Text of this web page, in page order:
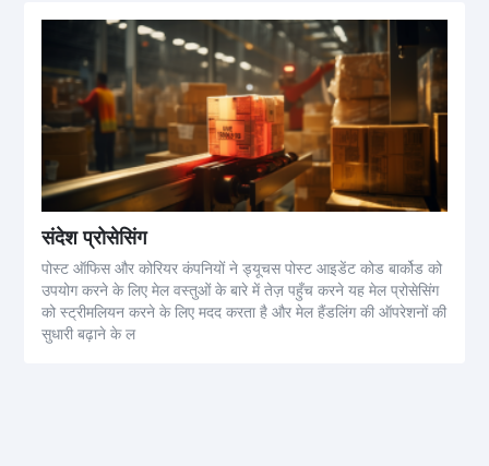
संदेश प्रोसेसिंग
पोस्ट ऑफिस और कोरियर कंपनियों ने ड्यूचस पोस्ट आइडेंट कोड बार्कोड को
उपयोग करने के लिए मेल वस्तुओं के बारे में तेज़ पहुँच करने यह मेल प्रोसेसिंग
को स्ट्रीमलियन करने के लिए मदद करता है और मेल हैंडलिंग की ऑपरेशनों की
सुधारी बढ़ाने के ल